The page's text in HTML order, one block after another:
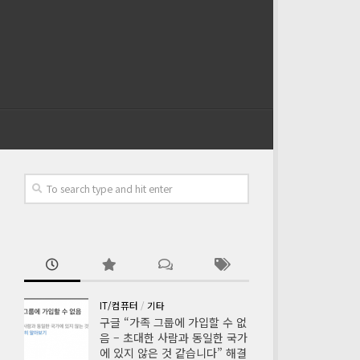
IT/컴퓨터 / 기타
구글 “가족 그룹에 가입할 수 없
음 – 초대한 사람과 동일한 국가
에 있지 않은 것 같습니다” 해결